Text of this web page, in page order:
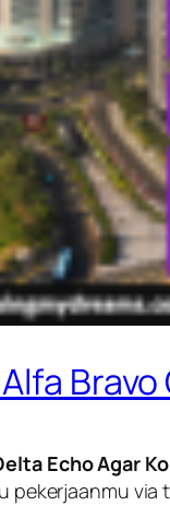
Echo Agar
pekerjaanmu